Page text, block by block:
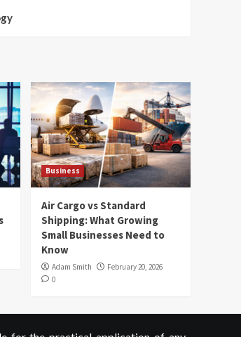
Business
Air Cargo vs Standard
Shipping: What Growing
Small Businesses Need to
Know
Adam Smith
February 20, 2026
0